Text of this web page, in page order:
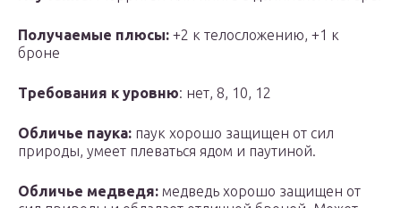
Получаемые плюсы: +2 к телосложению, +1 к
броне
Требования к уровню: нет, 8, 10, 12
Обличье паука: паук хорошо защищен от сил
природы, умеет плеваться ядом и паутиной.
Обличье медведя: медведь хорошо защищен от